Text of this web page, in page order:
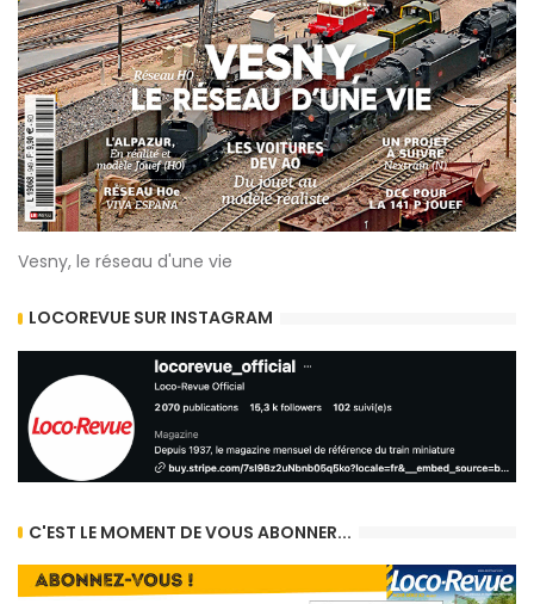
Vesny, le réseau d'une vie
LOCOREVUE SUR INSTAGRAM
C'EST LE MOMENT DE VOUS ABONNER...